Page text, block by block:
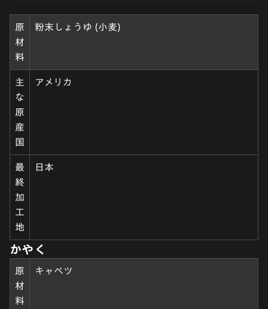
原
材
料
粉末しょうゆ (小麦)
主
な
原
産
国
アメリカ
最
終
加
工
地
日本
かやく
原
材
料
キャベツ